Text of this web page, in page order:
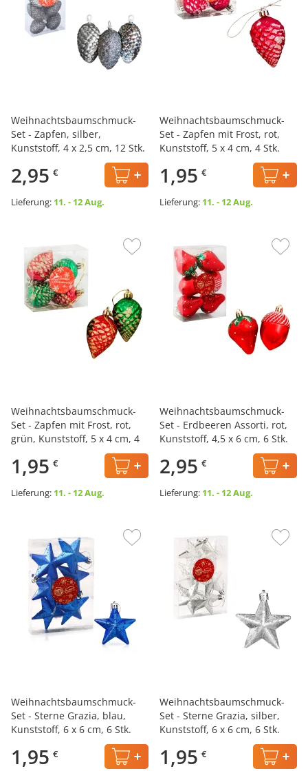
Weihnachtsbaumschmuck-
Set - Zapfen, silber,
Kunststoff, 4 x 2,5 cm, 12 Stk.
2,95 €
Lieferung: 11. - 12 Aug.
Weihnachtsbaumschmuck-
Set - Zapfen mit Frost, rot,
Kunststoff, 5 x 4 cm, 4 Stk.
1,95 €
Lieferung: 11. - 12 Aug.
Weihnachtsbaumschmuck-
Set - Zapfen mit Frost, rot,
grün, Kunststoff, 5 x 4 cm, 4
1,95 €
Lieferung: 11. - 12 Aug.
Weihnachtsbaumschmuck-
Set - Erdbeeren Assorti, rot,
Kunststoff, 4,5 x 6 cm, 6 Stk.
2,95 €
Lieferung: 11. - 12 Aug.
Weihnachtsbaumschmuck-
Set - Sterne Grazia, blau,
Kunststoff, 6 x 6 cm, 6 Stk.
1,95 €
Weihnachtsbaumschmuck-
Set - Sterne Grazia, silber,
Kunststoff, 6 x 6 cm, 6 Stk.
1,95 €